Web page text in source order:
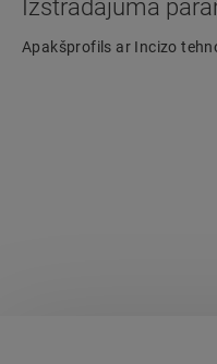
Izstrādājuma
Apakšprofils ar Incizo